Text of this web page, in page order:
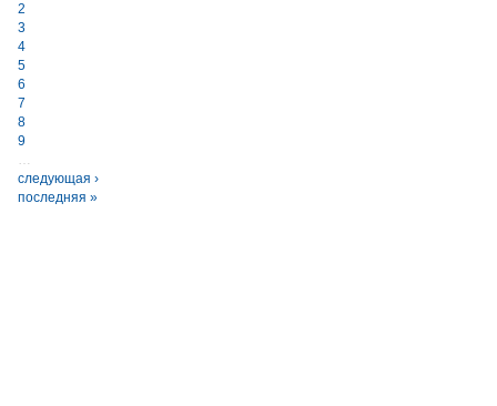
2
3
4
5
6
7
8
9
…
следующая ›
последняя »